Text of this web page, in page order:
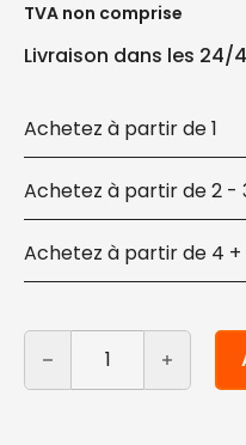
TVA non comprise
Livraison dans les 24/
1
2 -
4 +
quantité de Pots en
Alternative: